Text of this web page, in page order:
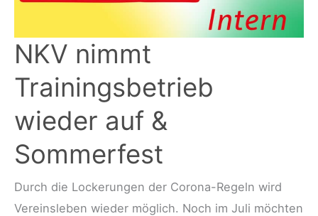
NKV nimmt
Trainingsbetrieb
wieder auf &
Sommerfest
Durch die Lockerungen der Corona-Regeln wird
Vereinsleben wieder möglich. Noch im Juli möchten